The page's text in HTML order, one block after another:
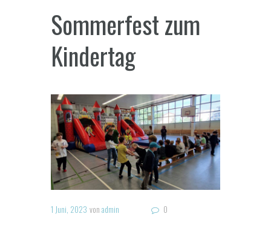
Sommerfest zum
Kindertag
1 Juni, 2023 vonadmin 0